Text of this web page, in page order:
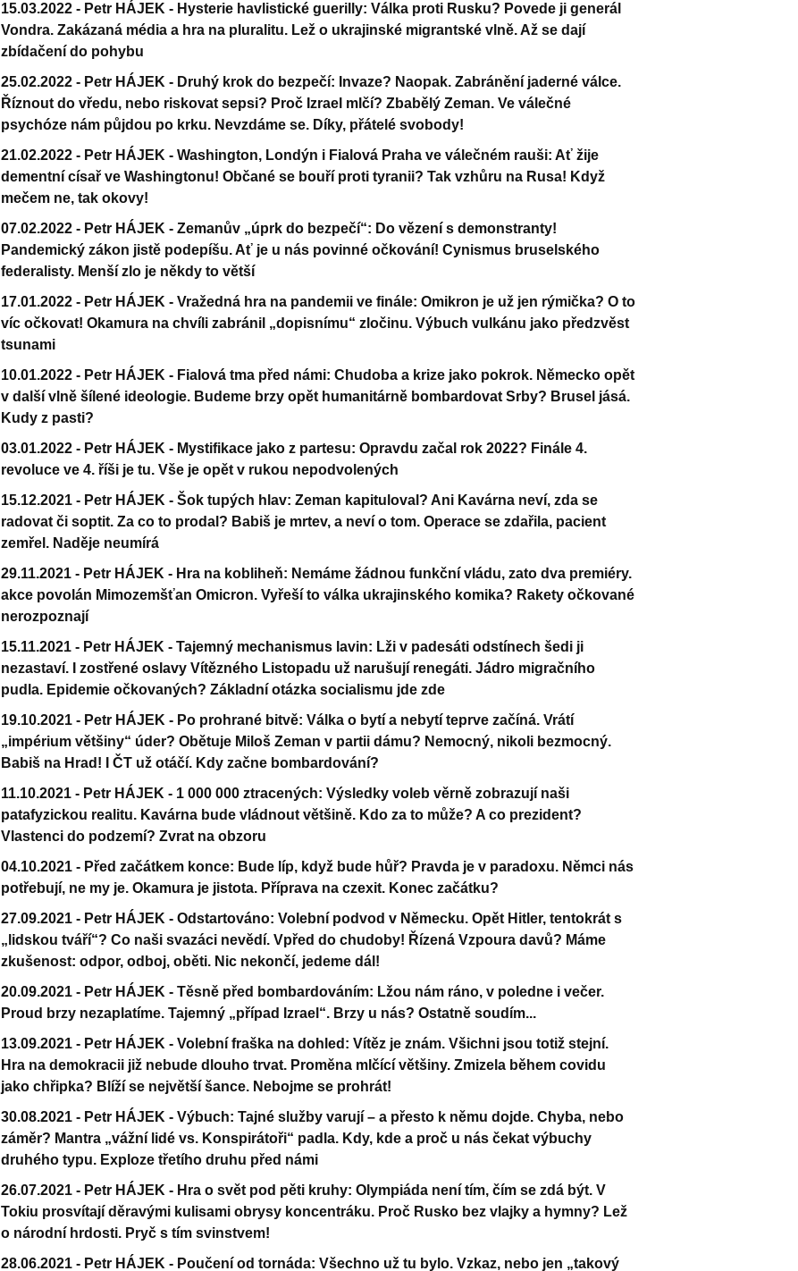
15.03.2022 - Petr HÁJEK - Hysterie havlistické guerilly: Válka proti Rusku? Povede ji generál
Vondra. Zakázaná média a hra na pluralitu. Lež o ukrajinské migrantské vlně. Až se dají
zbídačení do pohybu
25.02.2022 - Petr HÁJEK - Druhý krok do bezpečí: Invaze? Naopak. Zabránění jaderné válce.
Říznout do vředu, nebo riskovat sepsi? Proč Izrael mlčí? Zbabělý Zeman. Ve válečné
psychóze nám půjdou po krku. Nevzdáme se. Díky, přátelé svobody!
21.02.2022 - Petr HÁJEK - Washington, Londýn i Fialová Praha ve válečném rauši: Ať žije
dementní císař ve Washingtonu! Občané se bouří proti tyranii? Tak vzhůru na Rusa! Když
mečem ne, tak okovy!
07.02.2022 - Petr HÁJEK - Zemanův „úprk do bezpečí“: Do vězení s demonstranty!
Pandemický zákon jistě podepíšu. Ať je u nás povinné očkování! Cynismus bruselského
federalisty. Menší zlo je někdy to větší
17.01.2022 - Petr HÁJEK - Vražedná hra na pandemii ve finále: Omikron je už jen rýmička? O to
víc očkovat! Okamura na chvíli zabránil „dopisnímu“ zločinu. Výbuch vulkánu jako předzvěst
tsunami
10.01.2022 - Petr HÁJEK - Fialová tma před námi: Chudoba a krize jako pokrok. Německo opět
v další vlně šílené ideologie. Budeme brzy opět humanitárně bombardovat Srby? Brusel jásá.
Kudy z pasti?
03.01.2022 - Petr HÁJEK - Mystifikace jako z partesu: Opravdu začal rok 2022? Finále 4.
revoluce ve 4. říši je tu. Vše je opět v rukou nepodvolených
15.12.2021 - Petr HÁJEK - Šok tupých hlav: Zeman kapituloval? Ani Kavárna neví, zda se
radovat či soptit. Za co to prodal? Babiš je mrtev, a neví o tom. Operace se zdařila, pacient
zemřel. Naděje neumírá
29.11.2021 - Petr HÁJEK - Hra na kobliheň: Nemáme žádnou funkční vládu, zato dva premiéry.
akce povolán Mimozemšťan Omicron. Vyřeší to válka ukrajinského komika? Rakety očkované
nerozpoznají
15.11.2021 - Petr HÁJEK - Tajemný mechanismus lavin: Lži v padesáti odstínech šedi ji
nezastaví. I zostřené oslavy Vítězného Listopadu už narušují renegáti. Jádro migračního
pudla. Epidemie očkovaných? Základní otázka socialismu jde zde
19.10.2021 - Petr HÁJEK - Po prohrané bitvě: Válka o bytí a nebytí teprve začíná. Vrátí
„impérium většiny“ úder? Obětuje Miloš Zeman v partii dámu? Nemocný, nikoli bezmocný.
Babiš na Hrad! I ČT už otáčí. Kdy začne bombardování?
11.10.2021 - Petr HÁJEK - 1 000 000 ztracených: Výsledky voleb věrně zobrazují naši
patafyzickou realitu. Kavárna bude vládnout většině. Kdo za to může? A co prezident?
Vlastenci do podzemí? Zvrat na obzoru
04.10.2021 - Před začátkem konce: Bude líp, když bude hůř? Pravda je v paradoxu. Němci nás
potřebují, ne my je. Okamura je jistota. Příprava na czexit. Konec začátku?
27.09.2021 - Petr HÁJEK - Odstartováno: Volební podvod v Německu. Opět Hitler, tentokrát s
„lidskou tváří“? Co naši svazáci nevědí. Vpřed do chudoby! Řízená Vzpoura davů? Máme
zkušenost: odpor, odboj, oběti. Nic nekončí, jedeme dál!
20.09.2021 - Petr HÁJEK - Těsně před bombardováním: Lžou nám ráno, v poledne i večer.
Proud brzy nezaplatíme. Tajemný „případ Izrael“. Brzy u nás? Ostatně soudím...
13.09.2021 - Petr HÁJEK - Volební fraška na dohled: Vítěz je znám. Všichni jsou totiž stejní.
Hra na demokracii již nebude dlouho trvat. Proměna mlčící většiny. Zmizela během covidu
jako chřipka? Blíží se největší šance. Nebojme se prohrát!
30.08.2021 - Petr HÁJEK - Výbuch: Tajné služby varují – a přesto k němu dojde. Chyba, nebo
záměr? Mantra „vážní lidé vs. Konspirátoři“ padla. Kdy, kde a proč u nás čekat výbuchy
druhého typu. Exploze třetího druhu před námi
26.07.2021 - Petr HÁJEK - Hra o svět pod pěti kruhy: Olympiáda není tím, čím se zdá být. V
Tokiu prosvítají děravými kulisami obrysy koncentráku. Proč Rusko bez vlajky a hymny? Lež
o národní hrdosti. Pryč s tím svinstvem!
28.06.2021 - Petr HÁJEK - Poučení od tornáda: Všechno už tu bylo. Vzkaz, nebo jen „takový